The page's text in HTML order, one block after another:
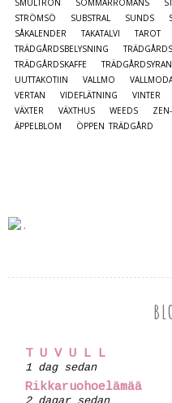
STRÖMSÖ
SUBSTRAL SUNDS
SÅKALENDER
TAKATALVI TAROT
TRÄDGÅRDSBELYSNING
TRÄDGÅRDSKAFFE
TRÄDGÅRDSYRAN
UUTTAKOTIIN
VALLMO
VERTAN
VIDEFLÄTNING VINTER
VÄXTER
VÄXTHUS WEEDS
ÄPPELBLOM
ÖPPEN TRÄDGÅRD
T U V U L L
1 dag sedan
Rikkaruohoelämää